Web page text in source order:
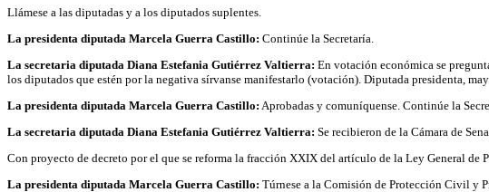
Llámese a las diputadas y a los diputados suplentes.
La presidenta diputada Marcela Guerra Castillo: Continúe la Secretaría.
La secretaria diputada Diana Estefania Gutiérrez Valtierra: En votación económica se
los diputados que estén por la negativa sírvanse manifestarlo (votación). Diputada presidenta,
La presidenta diputada Marcela Guerra Castillo: Aprobadas y comuníquense. Continúe la
La secretaria diputada Diana Estefania Gutiérrez Valtierra: Se recibieron de la Cámara de
Con proyecto de decreto por el que se reforma la fracción XXIX del artículo de la Ley General de
La presidenta diputada Marcela Guerra Castillo: Túrnese a la Comisión de Protección Civil y